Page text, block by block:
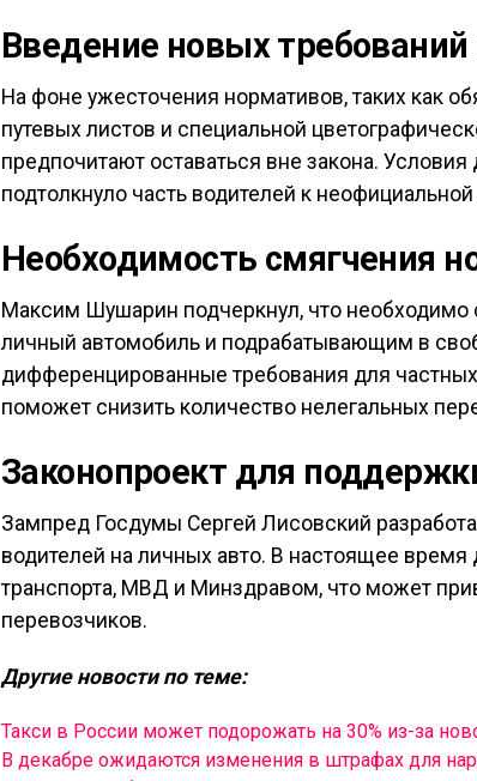
Введение новых требований
На фоне ужесточения нормативов, таких как
путевых листов и специальной
предпочитают оставаться вне закона.
подтолкнуло часть водителей к
Необходимость смягчения
Максим Шушарин подчеркнул, что необходимо
личный автомобиль и подрабатывающим в
дифференцированные требования для
поможет снизить количество нелегальных
Законопроект для
Зампред Госдумы Сергей Лисовский
водителей на личных авто. В настоящее
транспорта, МВД и Минздравом, что может
перевозчиков.
Другие новости по теме:
Такси в России может подорожать на 30% из-за
В декабре ожидаются изменения в штрафах для